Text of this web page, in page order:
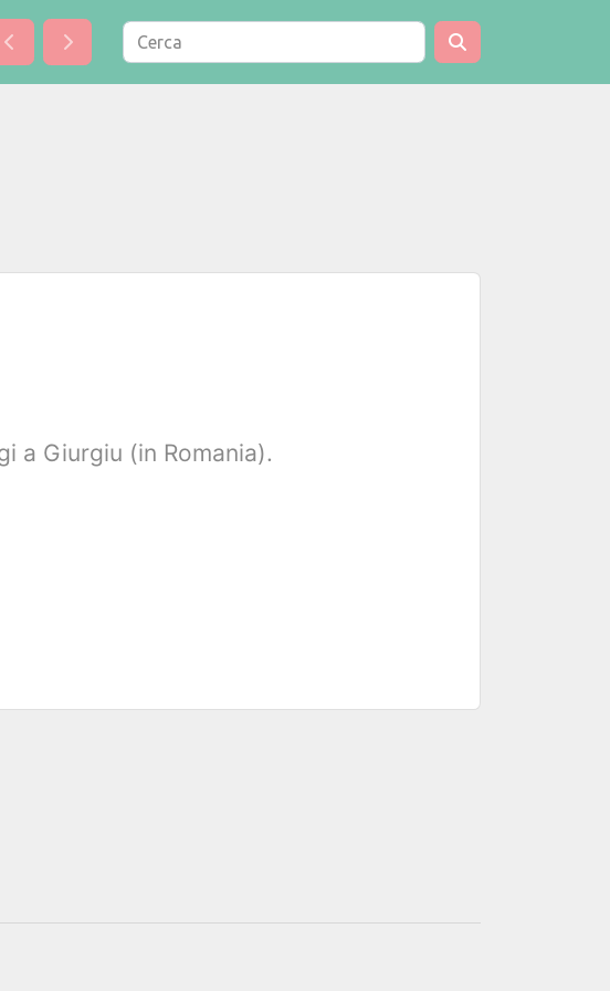
a Giurgiu (in Romania).